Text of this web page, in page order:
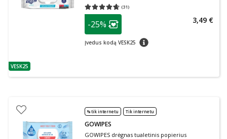
patarimas
VESK25
BIO, 1 vnt., 50 vnt.
(31)
Vidutinis įvertinimas 4.65
patarimas
Lojalumo klubo narių nuolaida
-25%
Įvedus kodą VESK25 patarimas
3,49 €
% tik internetu Tik internetu
GOWIPES
GOWIPES drėgnas tualetinis popierius